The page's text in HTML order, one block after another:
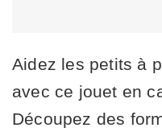
Aidez les petits à
avec ce jouet en
Découpez des